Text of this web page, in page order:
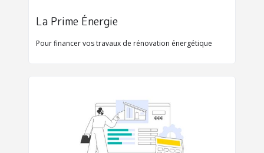
La Prime Énergie
Pour financer vos travaux de rénovation énergétique